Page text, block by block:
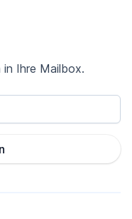
Ihre Mailbox.